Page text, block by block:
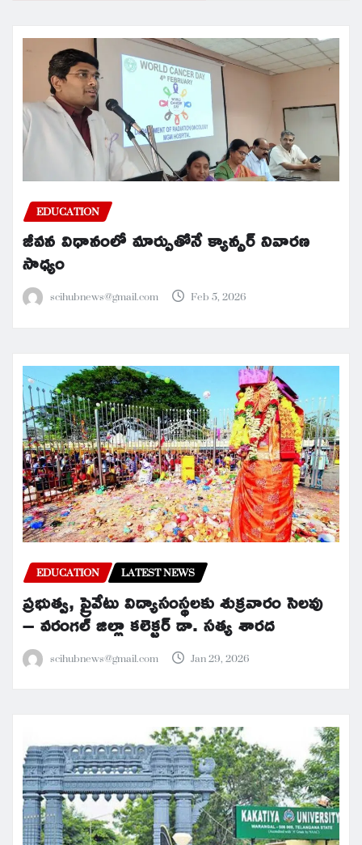
EDUCATION
జీవన విధానంలో మార్పుతోనే క్యాన్సర్ నివారణ
సాధ్యం
scihubnews@gmail.com Feb 5, 2026
EDUCATION LATEST NEWS
ప్రభుత్వ, ప్రైవేటు విద్యాసంస్థలకు శుక్రవారం సెలవు
– వరంగల్ జిల్లా కలెక్టర్ డా. సత్య శారద
scihubnews@gmail.com Jan 29, 2026